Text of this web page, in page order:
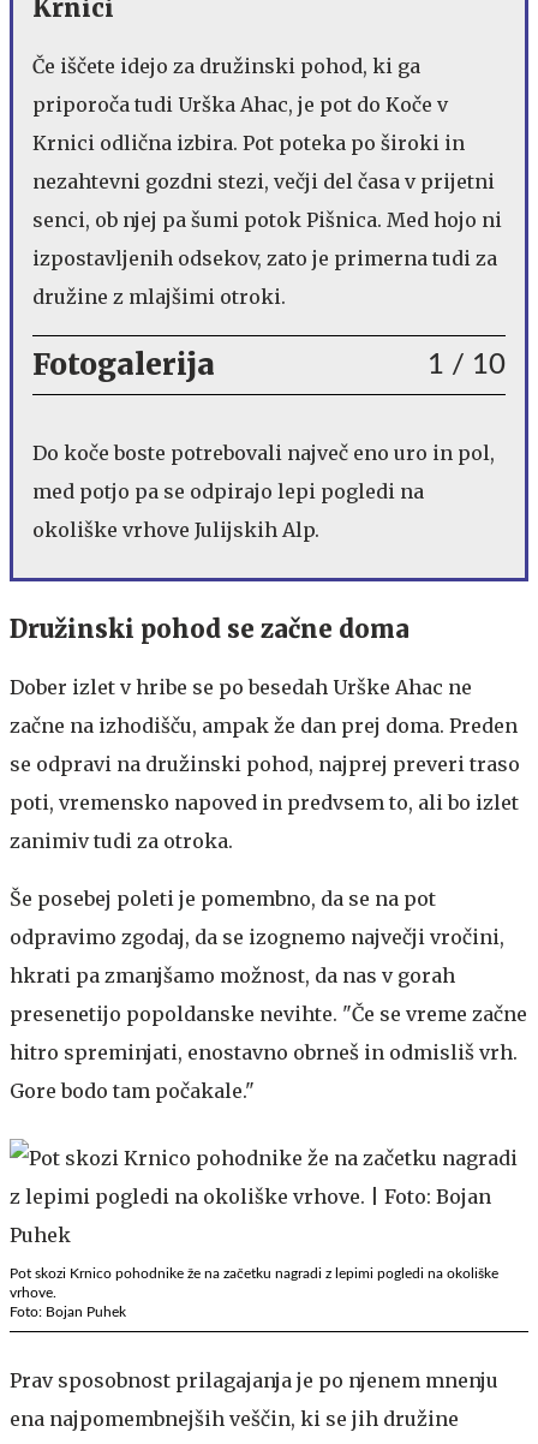
Krnici
Če iščete idejo za družinski pohod, ki ga
priporoča tudi Urška Ahac, je pot do Koče v
Krnici odlična izbira. Pot poteka po široki in
nezahtevni gozdni stezi, večji del časa v prijetni
senci, ob njej pa šumi potok Pišnica. Med hojo ni
izpostavljenih odsekov, zato je primerna tudi za
družine z mlajšimi otroki.
Fotogalerija 1 / 10
Do koče boste potrebovali največ eno uro in pol,
med potjo pa se odpirajo lepi pogledi na
okoliške vrhove Julijskih Alp.
Družinski pohod se začne doma
Dober izlet v hribe se po besedah Urške Ahac ne
začne na izhodišču, ampak že dan prej doma. Preden
se odpravi na družinski pohod, najprej preveri traso
poti, vremensko napoved in predvsem to, ali bo izlet
zanimiv tudi za otroka.
Še posebej poleti je pomembno, da se na pot
odpravimo zgodaj, da se izognemo največji vročini,
hkrati pa zmanjšamo možnost, da nas v gorah
presenetijo popoldanske nevihte. "Če se vreme začne
hitro spreminjati, enostavno obrneš in odmisliš vrh.
Gore bodo tam počakale."
Pot skozi Krnico pohodnike že na začetku nagradi z lepimi pogledi na okoliške
vrhove.
Foto: Bojan Puhek
Prav sposobnost prilagajanja je po njenem mnenju
ena najpomembnejših veščin, ki se jih družine